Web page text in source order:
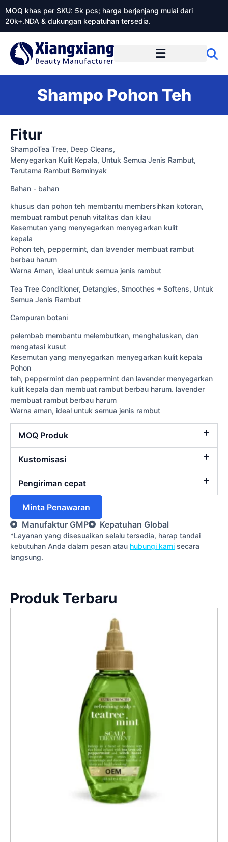
MOQ khas per SKU: 5k pcs; harga berjenjang mulai dari
20k+.NDA & dukungan kepatuhan tersedia.
Shampo Pohon Teh
Fitur
ShampoTea Tree, Deep Cleans,
Menyegarkan Kulit Kepala, Untuk Semua Jenis Rambut,
Terutama Rambut Berminyak
Bahan - bahan
khusus dan pohon teh membantu membersihkan kotoran,
membuat rambut penuh vitalitas dan kilau
Kesemutan yang menyegarkan menyegarkan kulit
kepala
Pohon teh, peppermint, dan lavender membuat rambut
berbau harum
Warna Aman, ideal untuk semua jenis rambut
Tea Tree Conditioner, Detangles, Smoothes + Softens, Untuk
Semua Jenis Rambut
Campuran botani
pelembab membantu melembutkan, menghaluskan, dan
mengatasi kusut
Kesemutan yang menyegarkan menyegarkan kulit kepala
Pohon
teh, peppermint dan peppermint dan lavender menyegarkan
kulit kepala dan membuat rambut berbau harum. lavender
membuat rambut berbau harum
Warna aman, ideal untuk semua jenis rambut
MOQ Produk
Kustomisasi
Pengiriman cepat
Minta Penawaran
Manufaktur GMP
Kepatuhan Global
*Layanan yang disesuaikan selalu tersedia, harap tandai
kebutuhan Anda dalam pesan atau hubungi kami secara
langsung.
Produk Terbaru